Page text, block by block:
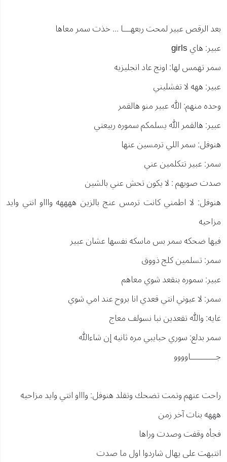
بعد الرقص عبير لمحت ربعهـــا ... خذت سمر معاها
عبير: هاي girls
سمر تهمس لها: اونج عاد انجليزيه
عبير: ههه لا تفشليني
وحده منهم: الله عبير منو هالقمر
عبير: هالقمر الله يسلمكم سموره ربيعتي
هنوفل: سمر اللي ترمسين عنها
سمر: عبير تتكلمين عني
صدت صوبهم : لا يكون تحش عني بالشين
هنوفل: لا اطمني كانت ترمس عنج بالزين ههههه واااو انتي وايد
مزاحيه
فيها ضحكه سمر بس ماسكه نفسها عشان عبير
سمر: تسلمين كلج ذووق
عبير: سموره بنقعد شوي معاهم
سمر: لا عيوني انتي قعدي انا بروح عند امي شوي
غايه: والله تقعدين نبا نسولف معاج
سمر بدلع: سوري حبايبي مره ثانيه إن شاءالله
جــــــــــاوووو
راحت عنهم وتمت تضحك وتقلد هنوفل: واااو انتي وايد مزاحيه
هههه بنات آخر زمن
فجأه وقفت وصدت وراها
انتبهت على يهال شاردوا اول ما صدت